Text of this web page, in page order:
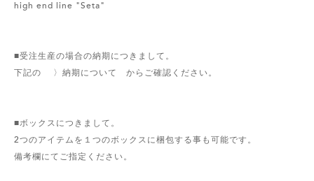
high end line "Seta"
■受注生産の場合の納期につきまして。
下記の 〉納期について からご確認ください。
■ボックスにつきまして。
2つのアイテムを１つのボックスに梱包する事も可能です。
備考欄にてご指定ください。